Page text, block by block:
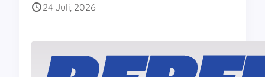
24 Juli, 2026